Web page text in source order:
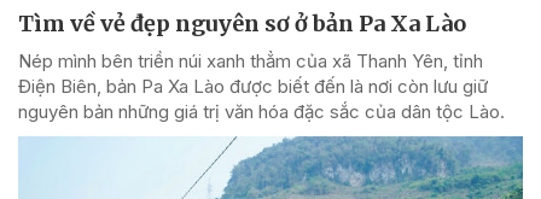
Tìm về vẻ đẹp nguyên sơ ở bản Pa Xa Lào
Nép mình bên triền núi xanh thẳm của xã Thanh Yên, tỉnh
Điện Biên, bản Pa Xa Lào được biết đến là nơi còn lưu giữ
nguyên bản những giá trị văn hóa đặc sắc của dân tộc Lào.